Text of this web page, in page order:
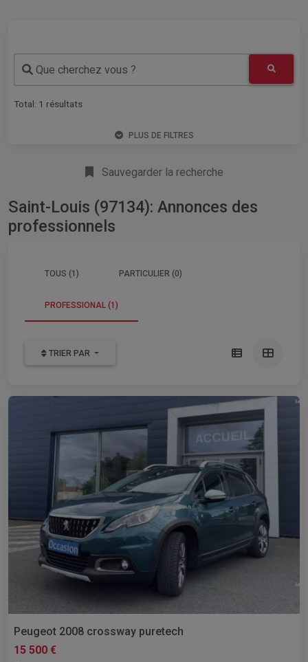
Que cherchez vous ?
Total: 1 résultats
PLUS DE FILTRES
Sauvegarder la recherche
Saint-Louis (97134): Annonces des
professionnels
TOUS (1) PARTICULIER (0)
PROFESSIONAL (1)
TRIER PAR
Peugeot 2008 crossway puretech
15 500 €